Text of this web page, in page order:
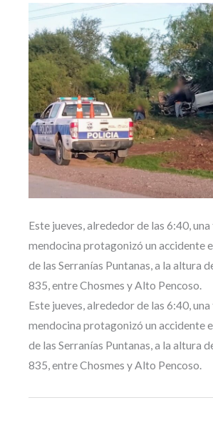
Este jueves, alrededor de las 6:40,
mendocina protagonizó un accidente
de las Serranías Puntanas, a la altura
835, entre Chosmes y Alto Pencoso.
Este jueves, alrededor de las 6:40,
mendocina protagonizó un accidente
de las Serranías Puntanas, a la altura
835, entre Chosmes y Alto Pencoso.